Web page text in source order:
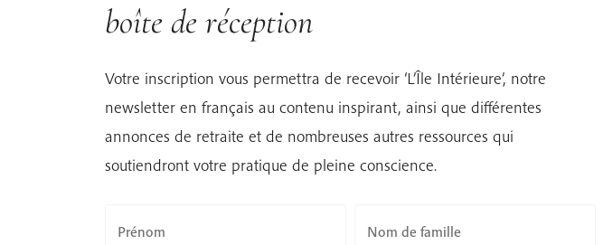
boîte de réception
Votre inscription vous permettra de recevoir ‘L’Île Intérieure’, notre
newsletter en français au contenu inspirant, ainsi que différentes
annonces de retraite et de nombreuses autres ressources qui
soutiendront votre pratique de pleine conscience.
Prénom Nom de famille